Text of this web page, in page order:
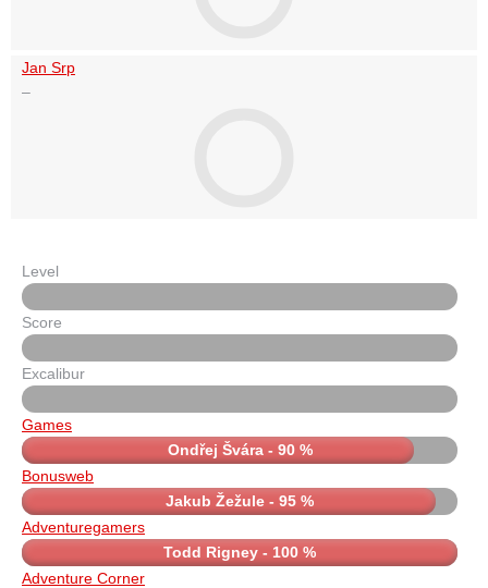
Jan Srp
–
Level
Score
Excalibur
Games
Ondřej Švára - 90 %
Bonusweb
Jakub Žežule - 95 %
Adventuregamers
Todd Rigney - 100 %
Adventure Corner